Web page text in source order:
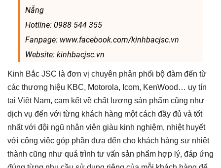
Nẵng
Hotline: 0988 544 355
Fanpage: www.facebook.com/kinhbacjsc.vn
Website: kinhbacjsc.vn
Kinh Bắc JSC là đơn vị chuyên phân phối bộ đàm đến từ
các thương hiệu KBC, Motorola, Icom, KenWood… uy tín
tại Việt Nam, cam kết về chất lượng sản phẩm cũng như
dịch vụ đến với từng khách hàng một cách đầy đủ và tốt
nhất với đội ngũ nhân viên giàu kinh nghiệm, nhiệt huyết
với công việc góp phần đưa đến cho khách hàng sự nhiệt
thành cũng như quá trình tư vấn sản phẩm hợp lý, đáp ứng